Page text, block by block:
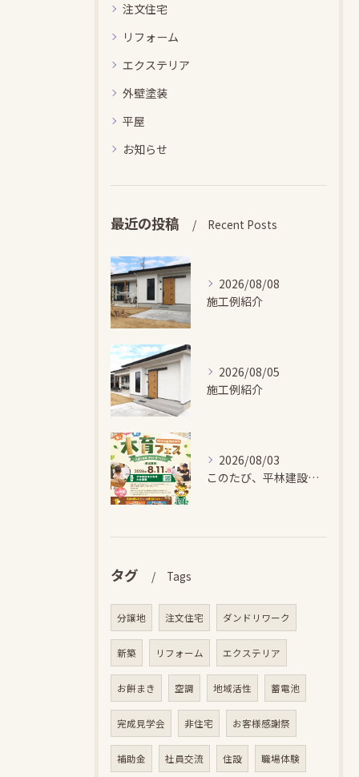
注文住宅
リフォーム
エクステリア
外壁塗装
平屋
お知らせ
最近の投稿 Recent Posts
2026/08/08
施工例紹介
2026/08/05
施工例紹介
2026/08/03
このたび、平林建設では、お子さまが木とふれあい・木について学...
タグ Tags
分譲地 注文住宅 ダンドリワーク
新築 リフォーム エクステリア
お餅まき 空調 地域活性 蓄電池
完成見学会 非住宅 お客様感謝祭
補助金 社員交流 住設 職場体験